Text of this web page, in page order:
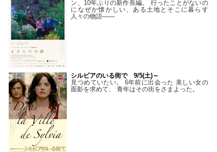
ン、10年ぶりの新作長編。 行ったことがないの
になぜか懐かしい、ある土地とそこに暮らす
人々の物語――
シルビアのいる街で 9/5(土)～
見つめていたい。 6年前に出会った 美しい女の
面影を求めて、 青年はその街をさまよった。